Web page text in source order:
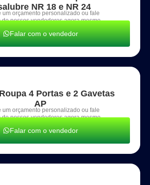
NR 18 e NR 24
um orçamento personalizado ou fale
de nossos vendedores agora mesmo.
Falar com o vendedor
4 Portas e 2 Gavetas
AP
um orçamento personalizado ou fale
de nossos vendedores agora mesmo.
Falar com o vendedor